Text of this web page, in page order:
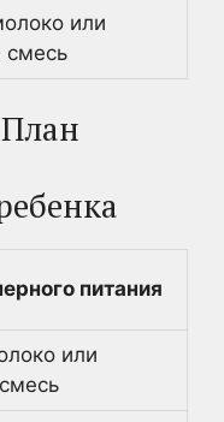
или
смесь
питания
или